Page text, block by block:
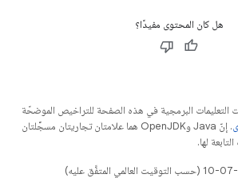
هل كان المحتوى مفيدًا؟
البرمجية في هذه الصفحة للتراخيص الموضحّة
. إنّ Java وOpenJDK هما علامتان تجاريتان مسجَّلتان